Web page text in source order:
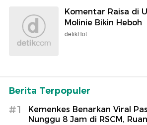
Komentar Raisa di
Molinie Bikin Heboh
detikHot
Berita Terpopuler
#1
Kemenkes Benarkan Viral
Nunggu 8 Jam di RSCM,